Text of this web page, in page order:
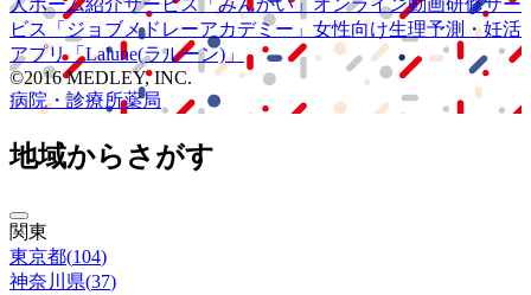
ビス
「ジョブメドレーアカデミー」 女性向け生理予測・妊活
アプリ「Lalune(ラルーン)」
©2016 MEDLEY, INC.
病院・診療所薬局
地域からさがす
関東
東京都(104)
神奈川県(37)